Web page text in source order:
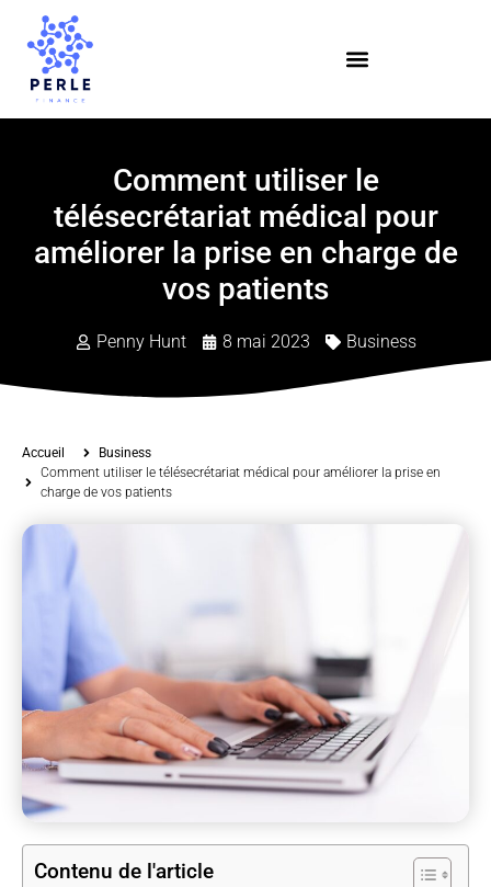
Comment utiliser le
télésecrétariat médical pour
améliorer la prise en charge de
vos patients
Penny Hunt 8 mai 2023 Business
Accueil
Business
Comment utiliser le télésecrétariat médical pour améliorer la prise en
charge de vos patients
Contenu de l'article